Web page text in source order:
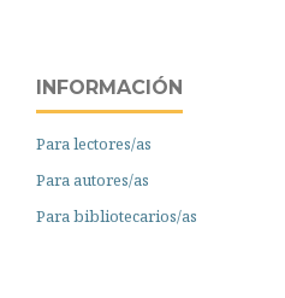
INFORMACIÓN
Para lectores/as
Para autores/as
Para bibliotecarios/as